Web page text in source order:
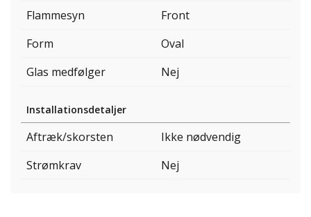
Flammesyn
Front
Form
Oval
Glas medfølger
Nej
Installationsdetaljer
Aftræk/skorsten
Ikke nødvendig
Strømkrav
Nej